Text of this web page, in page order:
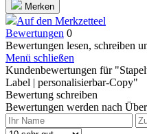
Merken
Auf den Merkzetteel
Bewertungen 0
Bewertungen lesen, schreiben
Menü schließen
Kundenbewertungen für
Label | personalisierbar-Copy"
Bewertung schreiben
Bewertungen werden nach